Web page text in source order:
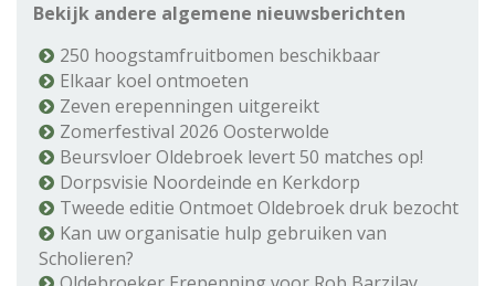
Bekijk andere algemene nieuwsberichten
250 hoogstamfruitbomen beschikbaar
Elkaar koel ontmoeten
Zeven erepenningen uitgereikt
Zomerfestival 2026 Oosterwolde
Beursvloer Oldebroek levert 50 matches op!
Dorpsvisie Noordeinde en Kerkdorp
Tweede editie Ontmoet Oldebroek druk bezocht
Kan uw organisatie hulp gebruiken van
Scholieren?